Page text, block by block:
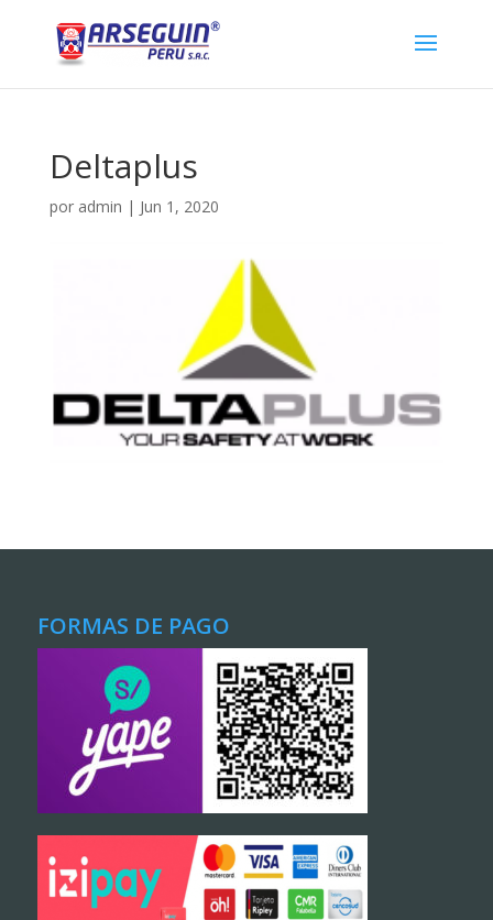
Deltaplus
por admin | Jun 1, 2020
FORMAS DE PAGO